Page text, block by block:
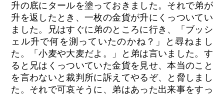
升の底にタールを塗っておきました。それで弟が
升を返したとき、一枚の金貨が升にくっついてい
ました。兄はすぐに弟のところに行き、「ブッシ
ェル升で何を測っていたのかね？」と尋ねまし
た。「小麦や大麦だよ。」と弟は言いました。す
ると兄はくっついていた金貨を見せ、本当のこと
を言わないと裁判所に訴えてやるぞ、と脅しまし
た。それで可哀そうに、弟はあった出来事をすっ